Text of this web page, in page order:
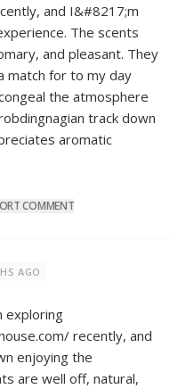
and I&#8217;m
The scents
and pleasant. They
match for to my day
the atmosphere
track down
aromatic
COMMENT
AGO
exploring
recently, and
enjoying the
are well off, natural,